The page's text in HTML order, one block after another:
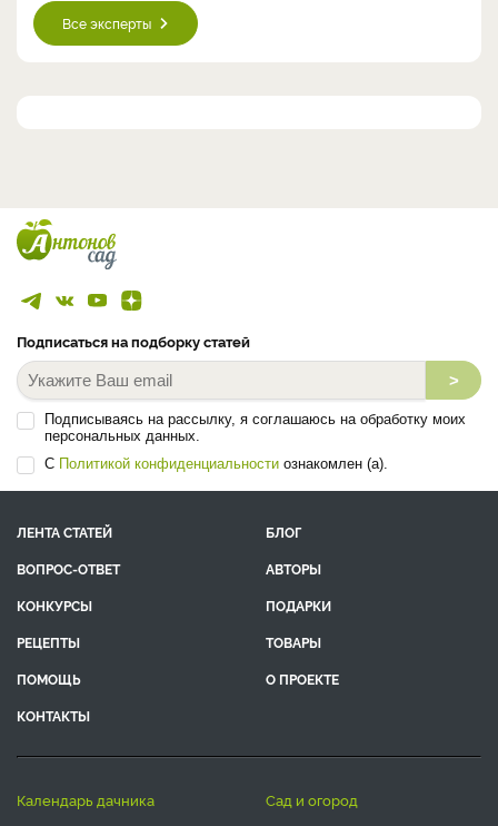
Все эксперты
Подписаться на подборку статей
>
Подписываясь на рассылку, я соглашаюсь на обработку моих
персональных данных.
С Политикой конфиденциальности ознакомлен (а).
ЛЕНТА СТАТЕЙ
БЛОГ
ВОПРОС-ОТВЕТ
АВТОРЫ
КОНКУРСЫ
ПОДАРКИ
РЕЦЕПТЫ
ТОВАРЫ
ПОМОЩЬ
О ПРОЕКТЕ
КОНТАКТЫ
календарь дачника сад и огород